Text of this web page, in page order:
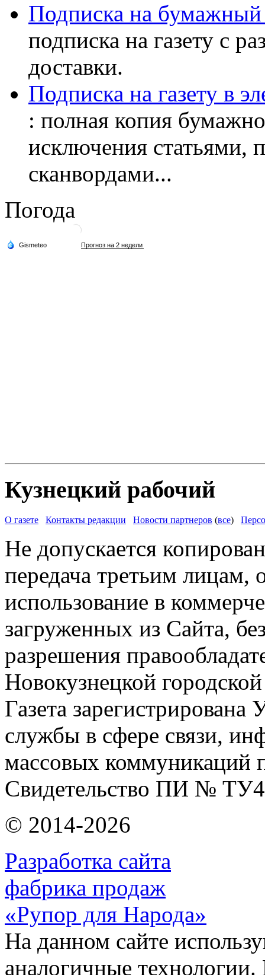
Подписка на бумажный
подписка на газету с
доставки.
Подписка на газету в
: полная копия
исключения статьями,
сканвордами...
Погода
Кузнецкий рабочий
О газете Контакты редакции Новости партнеров (все)
Не допускается
передача третьим лицам,
использование в
загруженных из Сайта,
разрешения
Новокузнецкой
Газета
службы в сфере связи,
массовых коммуникаций
Свидетельство ПИ №
© 2014-2026
Разработка сайта
фабрика продаж
«Рупор для Народа»
На данном сайте
аналогичные